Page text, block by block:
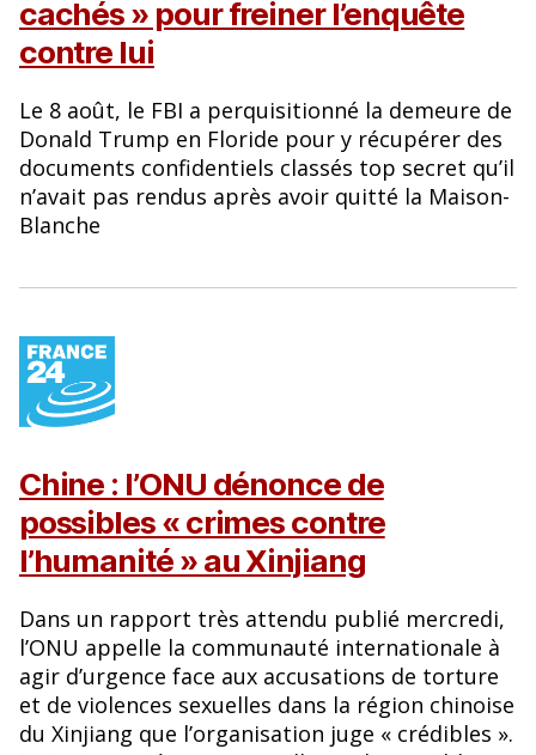
cachés » pour freiner l’enquête
contre lui
Le 8 août, le FBI a perquisitionné la demeure de
Donald Trump en Floride pour y récupérer des
documents confidentiels classés top secret qu’il
n’avait pas rendus après avoir quitté la Maison-
Blanche
Chine : l’ONU dénonce de
possibles « crimes contre
l’humanité » au Xinjiang
Dans un rapport très attendu publié mercredi,
l’ONU appelle la communauté internationale à
agir d’urgence face aux accusations de torture
et de violences sexuelles dans la région chinoise
du Xinjiang que l’organisation juge « crédibles ».